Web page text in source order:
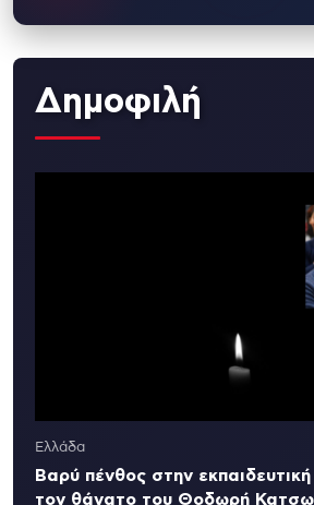
Δημοφιλή
Ελλάδα
Βαρύ πένθος στην εκπαιδευτική
τον θάνατο του Θοδωρή